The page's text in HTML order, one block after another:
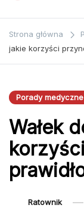
zagadnieniom z
bezpośrednio
medycznego.
Strona główna
jakie korzyści
Porady medyczne
Wałek
Ratownik